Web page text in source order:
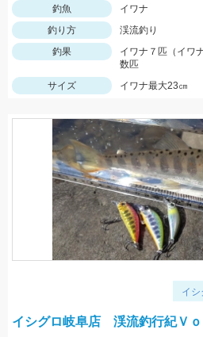
釣魚
イワナ
釣り方
渓流釣り
釣果
イワナ７匹（イワ
数匹
サイズ
イワナ最大23㎝
イ
イシグロ岐阜店 渓流釣行紀Ｖｏ